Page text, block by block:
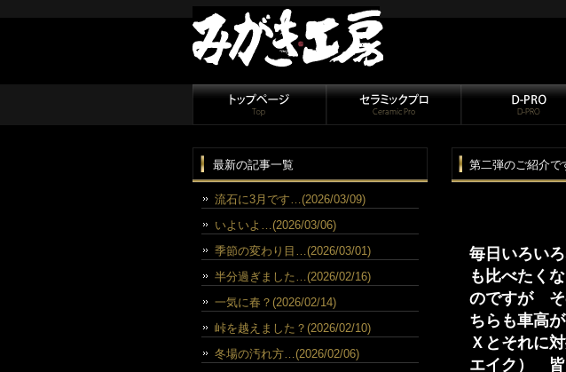
第二弾のご紹介で
毎日いろい
も比べたく
のですが そ
ちらも車高
Ｘとそれに
エイク）
最新の記事一覧
流石に3月です…(2026/03/09)
いよいよ…(2026/03/06)
季節の変わり目…(2026/03/01)
半分過ぎました…(2026/02/16)
一気に春？(2026/02/14)
峠を越えました？(2026/02/10)
冬場の汚れ方…(2026/02/06)